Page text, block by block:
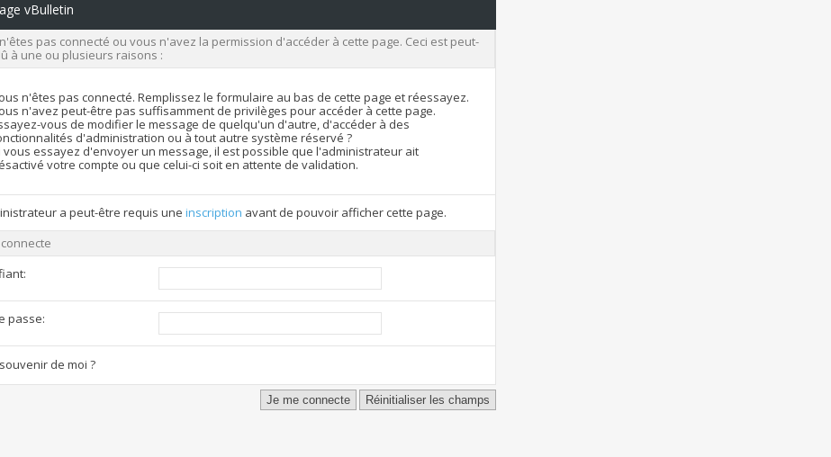
vBulletin
pas connecté ou vous n'avez la permission d'accéder à cette page. Ceci est peut-
à une ou plusieurs raisons :
n'êtes pas connecté. Remplissez le formulaire au bas de cette page et réessayez.
n'avez peut-être pas suffisamment de privilèges pour accéder à cette page.
vous de modifier le message de quelqu'un d'autre, d'accéder à des
d'administration ou à tout autre système réservé ?
vous essayez d'envoyer un message, il est possible que l'administrateur ait
votre compte ou que celui-ci soit en attente de validation.
a peut-être requis une inscription avant de pouvoir afficher cette page.
connecte
passe:
de moi ?